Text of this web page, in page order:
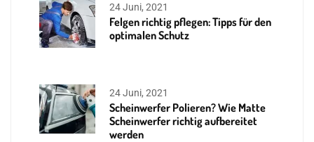
24 Juni, 2021
Felgen richtig pflegen: Tipps für den
optimalen Schutz
24 Juni, 2021
Scheinwerfer Polieren? Wie Matte
Scheinwerfer richtig aufbereitet
werden